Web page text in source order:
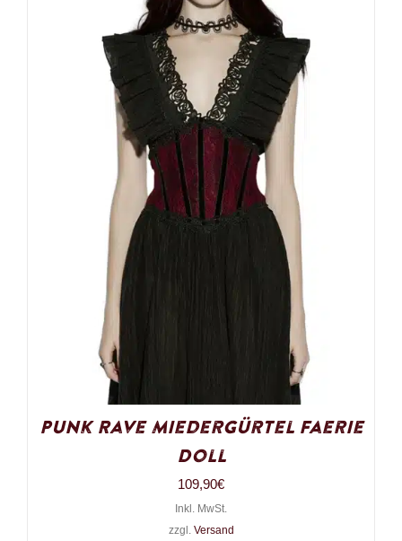
Punk Rave Miedergürtel Faerie
Doll
109,90€
Inkl. MwSt.
zzgl. Versand